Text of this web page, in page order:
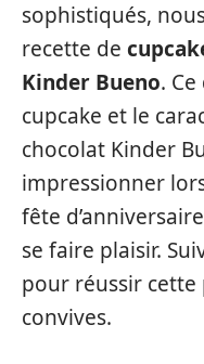
sophistiqués,
recette de
Kinder Bueno.
cupcake et le
chocolat Kinder
impressionner
fête
se faire plaisir.
pour réussir
convives.